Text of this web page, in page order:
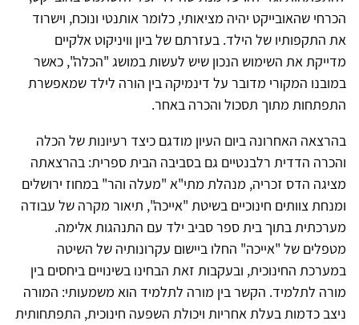
הכרחי שהאובייקט יהיה מציאותי, כלומר אותנטי ונוכח, וישרוד
את התקפותיו של הילד. בעזרתם של ביון וויניקוט אלקיים
מדייקת את השימוש הנכון שיש לעשות במושג "הכלה", כאשר
במובנו המקורי מדובר על דינמיקה בין הורה לילד שמאפשרת
התפתחות מתוך תסכול והכרה באחר.
בהרצאה האחרונה ביום העיון מודגם כיצד רעיונות של הכלה
והכרה הדדית רלבנטיים גם בסביבה הבית ספרית: בהרצאתה
מציגה הדס זכריה, מנהלת מתי"א "מעלה והר" במחוז ירושלים
ומנחת צוותים חינוכיים בשיטת "אייכה", תיאור מקרה של עבודה
מערכתית בתוך בית ספר סביב ילד עם התנהגות אלימה.
מטפלים של "אייכה" החלו ביישום עקרונותיה של השיטה
במערכת החינוכית, ובעקבות זאת הבחינו בשינויים ביחסים בין
מורה לתלמיד. הקשר בין מורה לתלמיד הוא משמעותי: המורה
ניצב כדמות בעלת אחריות ויכולת השפעה חינוכית, התפתחותית